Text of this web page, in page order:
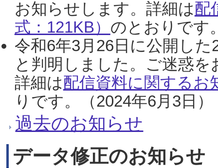
お知らせします。詳細は配
式：121KB） のとおりです
令和6年3月26日に公開し
と判明しました。ご迷惑
詳細は配信資料に関するお
りです。（2024年6月3日）
過去のお知らせ
データ修正のお知らせ